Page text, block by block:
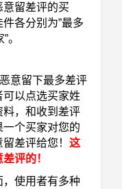
留差评的买
各分别为”最多
。
意留下最多差评
以点选买家姓
料，和收到差评
个买家对您的
差评给您！ 这
评的！
使用者有多种